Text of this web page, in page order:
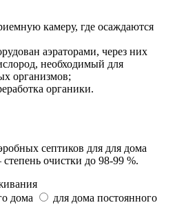
камеру, где осаждаются
аэраторами, через них
необходимый для
организмов;
органики.
септиков для для дома
очистки до 98-99 %.
дома
для дома постоянного